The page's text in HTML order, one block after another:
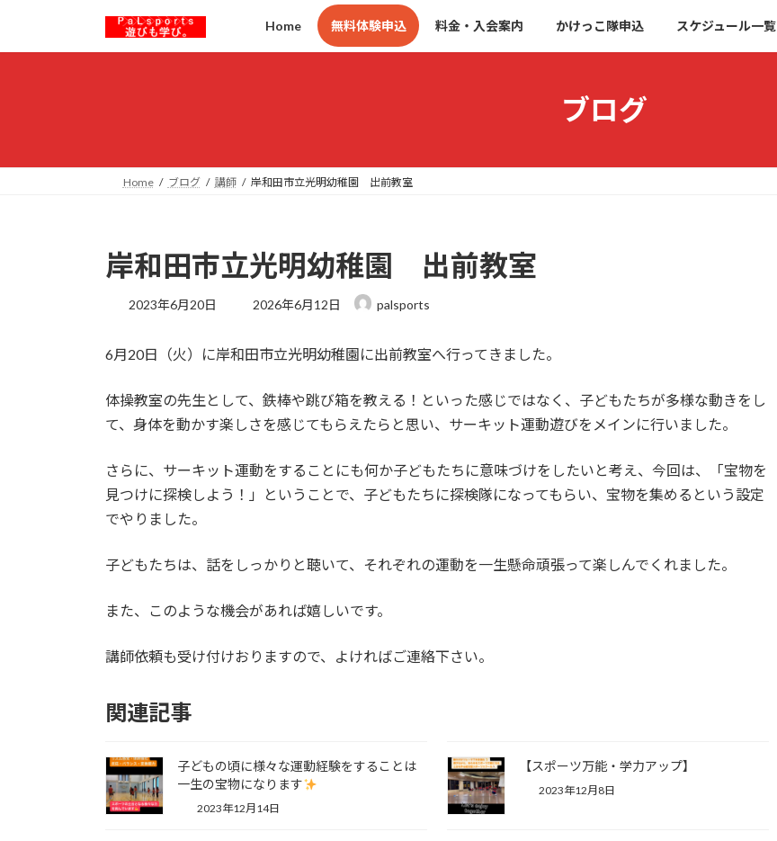
テ
ゲ
Home 無料体験申込 料金・入会案内 かけっこ隊申込 スケジュール一覧
ブログ
Home ブログ 講師 岸和田市立光明幼稚園 出前教室
岸和田市立光明幼稚園 出前教室
2023年6月20日
最
新
時
:
2026年6月12日 palsports
6月20日（火）に岸和田市立光明幼稚園に出前教室へ行ってきました。
体操教室の先生として、鉄棒や跳び箱を教える！といった感じではなく、子どもたちが多様な動きをし
て、身体を動かす楽しさを感じてもらえたらと思い、サーキット運動遊びをメインに行いました。
さらに、サーキット運動をすることにも何か子どもたちに意味づけをしたいと考え、今回は、「宝物を
見つけに探検しよう！」ということで、子どもたちに探検隊になってもらい、宝物を集めるという設定
でやりました。
子どもたちは、話をしっかりと聴いて、それぞれの運動を一生懸命頑張って楽しんでくれました。
また、このような機会があれば嬉しいです。
講師依頼も受け付けおりますので、よければご連絡下さい。
関連記事
子どもの頃に様々な運動経験をすることは
一生の宝物になります
2023年12月14日
【スポーツ万能・学力アップ】
2023年12月8日